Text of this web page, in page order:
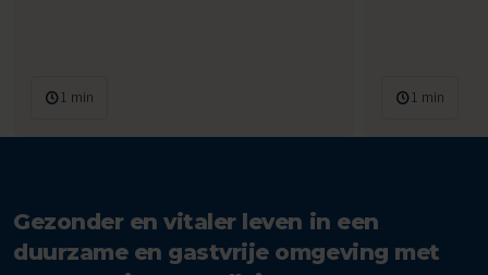
1 min 1 min
Gezonder en vitaler leven in een
duurzame en gastvrije omgeving met